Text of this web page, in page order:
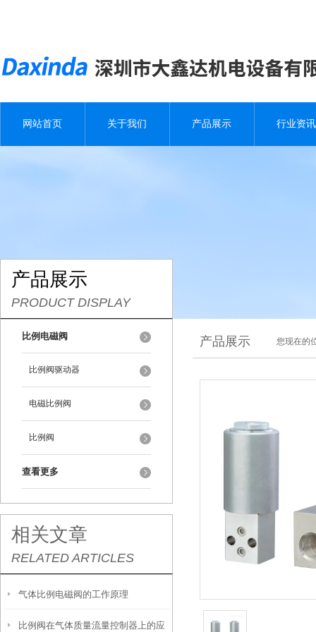
网站首页 关于我们 产品展示 行业资讯
产品展示
PRODUCT DISPLAY
比例电磁阀
比例阀驱动器
电磁比例阀
比例阀
查看更多
相关文章
RELATED ARTICLES
气体比例电磁阀的工作原理
比例阀在气体质量流量控制器上的应
产品展示 您现在的